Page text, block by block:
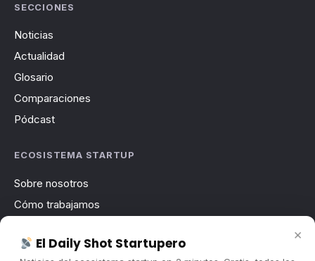
SECCIONES
Noticias
Actualidad
Glosario
Comparaciones
Pódcast
ECOSISTEMA STARTUP
Sobre nosotros
Cómo trabajamos
Contacto
×
El Daily Shot Startupero